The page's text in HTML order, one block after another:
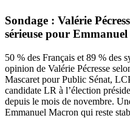
Sondage : Valérie
sérieuse pour
50 % des Français et 89 % des
opinion de Valérie Pécresse
Mascaret pour Public Sénat,
candidate LR à l’élection
depuis le mois de novembre.
Emmanuel Macron qui reste